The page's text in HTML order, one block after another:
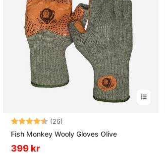
Betyg: (26)
Fish Monkey Wooly Gloves Olive
399 kr